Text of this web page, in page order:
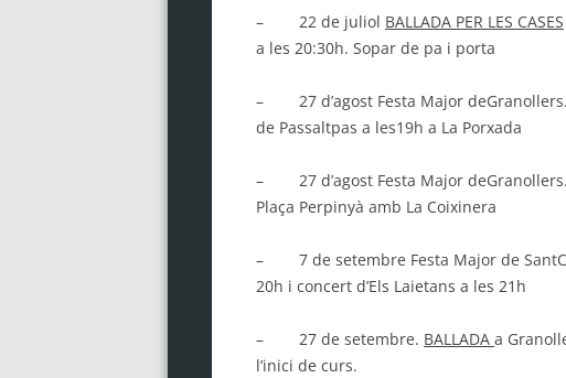
– 22 de juliol BALLADA PER LES CASES
a les 20:30h. Sopar de pa i porta
– 27 d’agost Festa Major deGranollers.
de Passaltpas a les19h a La Porxada
– 27 d’agost Festa Major deGranollers.
Plaça Perpinyà amb La Coixinera
– 7 de setembre Festa Major de
20h i concert d’Els Laietans a les 21h
– 27 de setembre. BALLADA a
l’inici de curs.